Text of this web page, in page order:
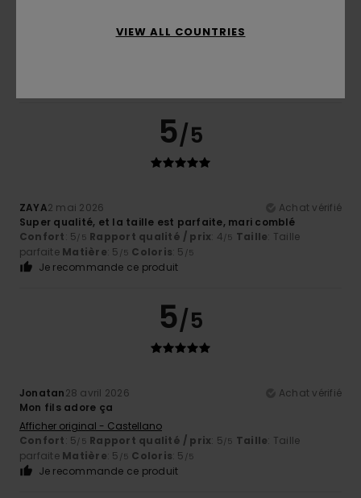
5/5
ZAYA2 mai 2026
Achat vérifié
Super qualité, et la taille est parfaite, mari comblé
Confort: 5/5 Rapport qualité / prix: 4/5 Taille: Taille
parfaite Matière: 5 /5 Coloris: 5 /5
Je recommande ce produit
5/5
Jonatan28 avril 2026
Achat vérifié
Mon fils adore ça
Afficher original - Castellano
Confort: 5/5 Rapport qualité / prix: 5/5 Taille: Taille
parfaite Matière: 5 /5 Coloris: 5 /5
Je recommande ce produit
VIEW ALL COUNTRIES